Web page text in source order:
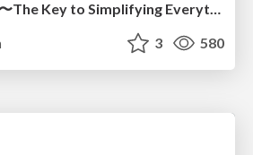
サーバレスの未来〜The Key to Simplifying Everything〜
3 580